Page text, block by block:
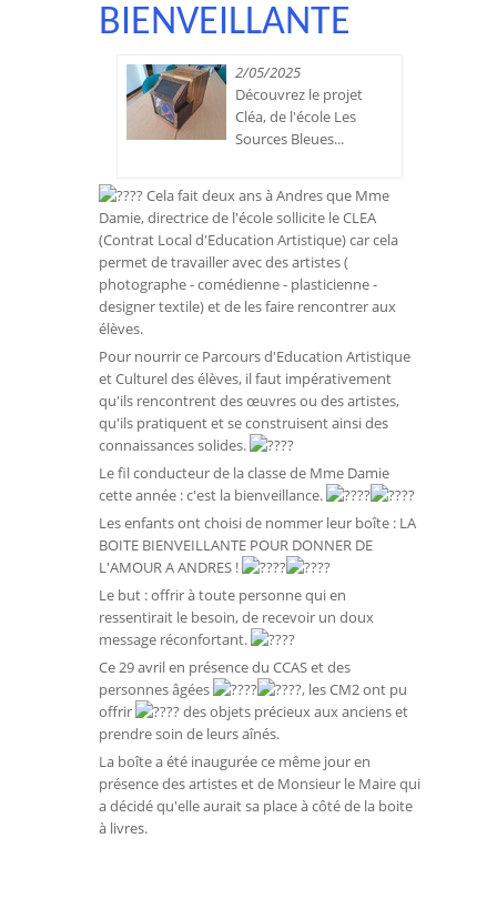
BIENVEILLANTE
2/05/2025
Découvrez le projet
Cléa, de l'école Les
Sources Bleues...
Cela fait deux ans à Andres que Mme
Damie, directrice de l'école sollicite le CLEA
(Contrat Local d'Education Artistique) car cela
permet de travailler avec des artistes (
photographe - comédienne - plasticienne -
designer textile) et de les faire rencontrer aux
élèves.
Pour nourrir ce Parcours d'Education Artistique
et Culturel des élèves, il faut impérativement
qu'ils rencontrent des œuvres ou des artistes,
qu'ils pratiquent et se construisent ainsi des
connaissances solides.
Le fil conducteur de la classe de Mme Damie
cette année : c'est la bienveillance.
Les enfants ont choisi de nommer leur boîte : LA
BOITE BIENVEILLANTE POUR DONNER DE
L'AMOUR A ANDRES !
Le but : offrir à toute personne qui en
ressentirait le besoin, de recevoir un doux
message réconfortant.
Ce 29 avril en présence du CCAS et des
personnes âgées
, les CM2 ont pu
offrir
des objets précieux aux anciens et
prendre soin de leurs aînés.
La boîte a été inaugurée ce même jour en
présence des artistes et de Monsieur le Maire qui
a décidé qu'elle aurait sa place à côté de la boite
à livres.